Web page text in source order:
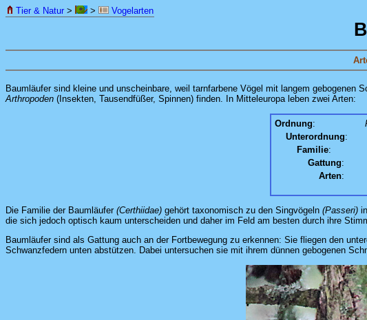
Tier & Natur > > Vogelarten
Baumläufer sind kleine und unscheinbare, weil tarnfarbene Vögel mit langem
Arthropoden (Insekten, Tausendfüßer, Spinnen) finden. In Mitteleuropa leben zwei Arten:
Ordnung:
Unterordnung:
Familie:
Gattung:
Arten:
Die Familie der Baumläufer (Certhiidae) gehört taxonomisch zu den Singvögeln (Passeri)
die sich jedoch optisch kaum unterscheiden und daher im Feld am besten durch ihre
Baumläufer sind als Gattung auch an der Fortbewegung zu erkennen: Sie fliegen den
Schwanzfedern unten abstützen. Dabei untersuchen sie mit ihrem dünnen gebogenen